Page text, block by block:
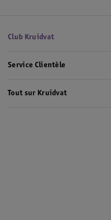
Club Kruidvat
Service Clientèle
Tout sur Kruidvat